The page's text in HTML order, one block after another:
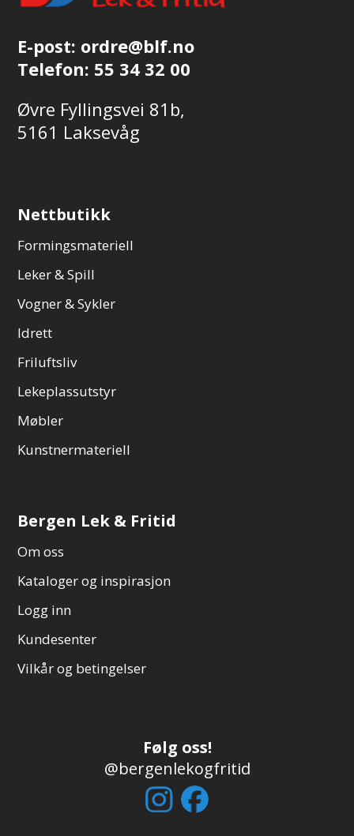
E-post: ordre@blf.no
Telefon: 55 34 32 00
Øvre Fyllingsvei 81b,
5161 Laksevåg
Nettbutikk
Formingsmateriell
Leker & Spill
Vogner & Sykler
Idrett
Friluftsliv
Lekeplassutstyr
Møbler
Kunstnermateriell
Bergen Lek & Fritid
Om oss
Kataloger og inspirasjon
Logg inn
Kundesenter
Vilkår og betingelser
Følg oss!
@bergenlekogfritid